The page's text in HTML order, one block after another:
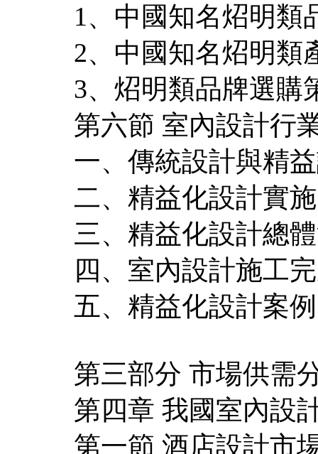
1、中國知名炤明類
2、中國知名炤明類
3、炤明類品牌選購
第六節 室內設計行
一、傳統設計與精
二、精益化設計實
三、精益化設計總
四、室內設計施工
五、精益化設計案例
第三部分 市場供需
第四章 我國室內設
第一節 酒店設計市